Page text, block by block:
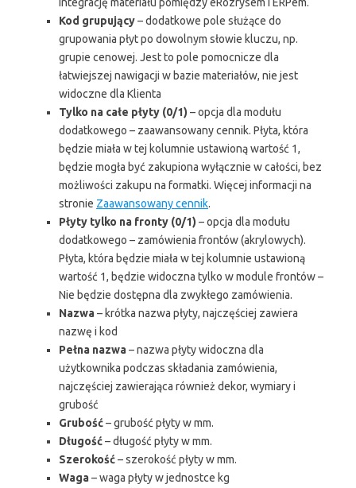
Kod grupujący– dodatkowe pole służące do
grupowania płyt po dowolnym słowie kluczu, np.
grupie cenowej. Jest to pole pomocnicze dla
łatwiejszej nawigacji w bazie materiałów, nie jest
widoczne dla Klienta
Tylko na całe płyty (0/1) – opcja dla modułu
dodatkowego – zaawansowany cennik. Płyta, która
będzie miała w tej kolumnie ustawioną wartość 1,
będzie mogła być zakupiona wyłącznie w całości, bez
możliwości zakupu na formatki. Więcej informacji na
stronie Zaawansowany cennik.
Płyty tylko na fronty (0/1) – opcja dla modułu
dodatkowego – zamówienia frontów (akrylowych).
Płyta, która będzie miała w tej kolumnie ustawioną
wartość 1, będzie widoczna tylko w module frontów –
Nie będzie dostępna dla zwykłego zamówienia.
Nazwa– krótka nazwa płyty, najczęściej zawiera
nazwę i kod
Pełna nazwa– nazwa płyty widoczna dla
użytkownika podczas składania zamówienia,
najczęściej zawierająca również dekor, wymiary i
grubość
Grubość– grubość płyty w mm.
Długość– długość płyty w mm.
Szerokość– szerokość płyty w mm.
Waga– waga płyty w jednostce kg